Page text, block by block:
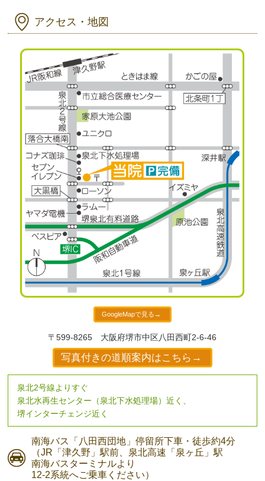
アクセス・地図
GoogleMapで見る→
〒599-8265 大阪府堺市中区八田西町2-6-46
写真付きの道順案内はこちら→
泉北2号線よりすぐ
泉北水再生センター（泉北下水処理場）近く、
堺インターチェンジ近く
南海バス 「八田西団地」停留所下車・徒歩約4分
（JR「津久野」駅前、 泉北高速「泉ヶ丘」駅
南海バスターミナルより
12-2系統へご乗車ください）